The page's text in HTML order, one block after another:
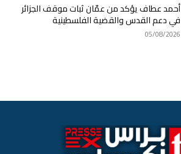
أحمد عطاف يؤكد من عمّان ثبات موقف الجزائر
في دعم القدس والقضية الفلسطينية
05/08/2026